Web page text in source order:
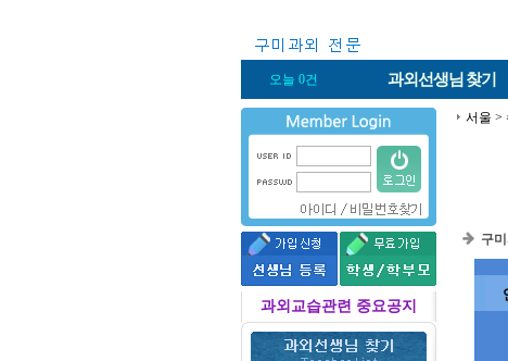
오늘 0건 과외선생님 찾기
과외교습관련 중요공지
서울 >
구